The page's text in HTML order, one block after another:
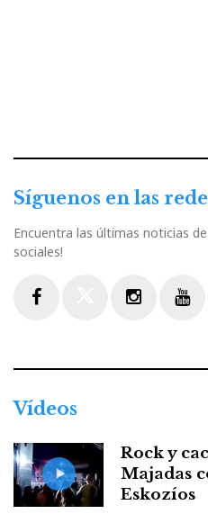
Síguenos en las
Encuentra las últimas noticias
sociales!
Vídeos
Rock y
Majadas
Eskozíos